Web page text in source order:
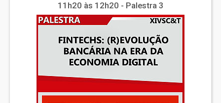
11h20 às 12h20 - Palestra 3